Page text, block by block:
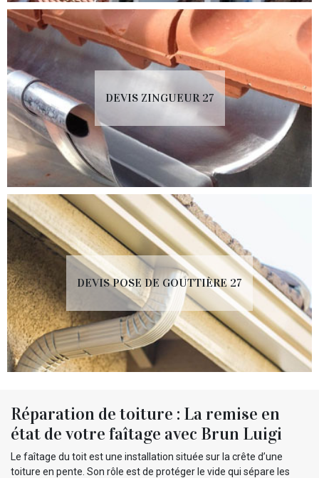
DEVIS ZINGUEUR 27
DEVIS POSE DE GOUTTIÈRE 27
Réparation de toiture : La remise en
état de votre faîtage avec Brun Luigi
Le faîtage du toit est une installation située sur la crête d’une
toiture en pente. Son rôle est de protéger le vide qui sépare les